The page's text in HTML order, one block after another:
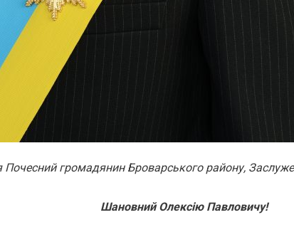
громадянин Броварського району,
Шановний Олексію Павловичу!